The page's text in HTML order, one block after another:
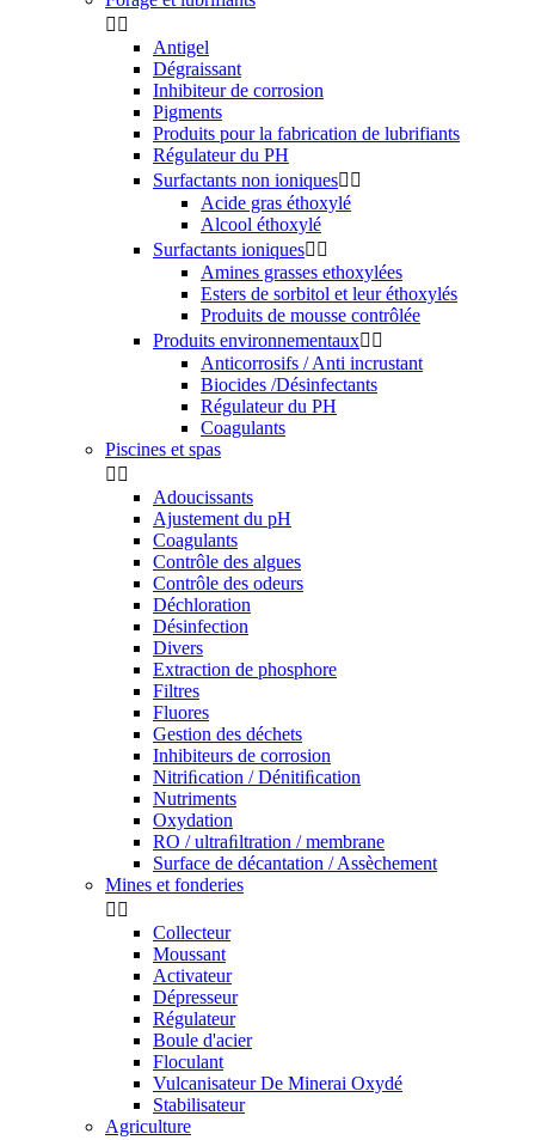
 
Antigel
Dégraissant
Inhibiteur de corrosion
Pigments
Produits pour la fabrication de lubrifiants
Régulateur du PH
Surfactants non ioniques 
Acide gras éthoxylé
Alcool éthoxylé
Surfactants ioniques 
Amines grasses ethoxylées
Esters de sorbitol et leur éthoxylés
Produits de mousse contrôlée
Produits environnementaux 
Anticorrosifs / Anti incrustant
Biocides /Désinfectants
Régulateur du PH
Coagulants
Piscines et spas
 
Adoucissants
Ajustement du pH
Coagulants
Contrôle des algues
Contrôle des odeurs
Déchloration
Désinfection
Divers
Extraction de phosphore
Filtres
Fluores
Gestion des déchets
Inhibiteurs de corrosion
Nitriﬁcation / Dénitiﬁcation
Nutriments
Oxydation
RO / ultraﬁltration / membrane
Surface de décantation / Assèchement
Mines et fonderies
 
Collecteur
Moussant
Activateur
Dépresseur
Régulateur
Boule d'acier
Floculant
Vulcanisateur De Minerai Oxydé
Stabilisateur
Agriculture